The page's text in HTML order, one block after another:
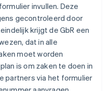
invullen. Deze
gecontroleerd door
krijgt de GbR een
dat in alle
moet worden
is om zaken te doen in
partners via het formulier